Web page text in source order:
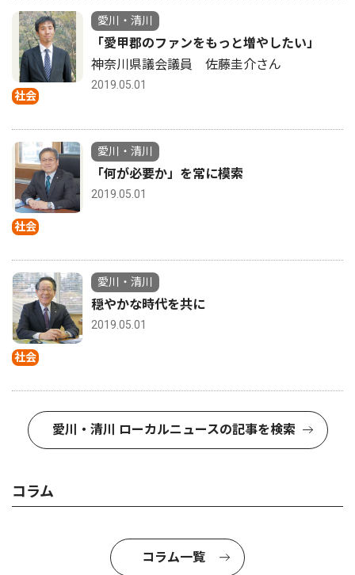
社会
愛川・清川
「愛甲郡のファンをもっと増やしたい」
神奈川県議会議員 佐藤圭介さん
2019.05.01
社会
愛川・清川
「何が必要か」を常に模索
2019.05.01
社会
愛川・清川
穏やかな時代を共に
2019.05.01
愛川・清川 ローカルニュースの記事を検索
コラム
コラム一覧